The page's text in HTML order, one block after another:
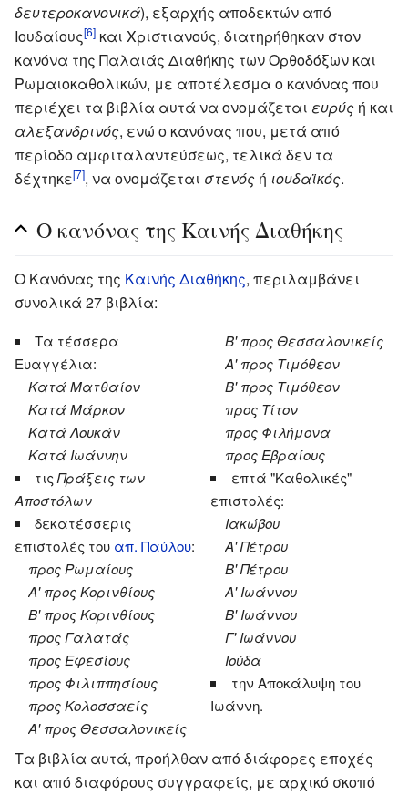
δευτεροκανονικά), εξαρχής αποδεκτών από
Ιουδαίους[6] και Χριστιανούς, διατηρήθηκαν στον
κανόνα της Παλαιάς Διαθήκης των Ορθοδόξων και
Ρωμαιοκαθολικών, με αποτέλεσμα ο κανόνας που
περιέχει τα βιβλία αυτά να ονομάζεται ευρύς ή και
αλεξανδρινός, ενώ ο κανόνας που, μετά από
περίοδο αμφιταλαντεύσεως, τελικά δεν τα
δέχτηκε[7], να ονομάζεται στενός ή ιουδαϊκός.
Ο κανόνας της Καινής Διαθήκης
Ο Κανόνας της Καινής Διαθήκης, περιλαμβάνει
συνολικά 27 βιβλία:
Τα τέσσερα
Ευαγγέλια:
Κατά Ματθαίον
Κατά Μάρκον
Κατά Λουκάν
Κατά Ιωάννην
τιςΠράξεις των
Αποστόλων
δεκατέσσερις
επιστολές του απ. Παύλου:
προς Ρωμαίους
Α' προς Κορινθίους
Β' προς Κορινθίους
προς Γαλατάς
προς Εφεσίους
προς Φιλιππησίους
προς Κολοσσαείς
Α' προς Θεσσαλονικείς
Β' προς Θεσσαλονικείς
Α' προς Τιμόθεον
Β' προς Τιμόθεον
προς Τίτον
προς Φιλήμονα
προς Εβραίους
επτά "Καθολικές"
επιστολές:
Ιακώβου
Α' Πέτρου
Β' Πέτρου
Α' Ιωάννου
Β' Ιωάννου
Γ' Ιωάννου
Ιούδα
την Αποκάλυψη του
Ιωάννη.
Τα βιβλία αυτά, προήλθαν από διάφορες εποχές
και από διαφόρους συγγραφείς, με αρχικό σκοπό